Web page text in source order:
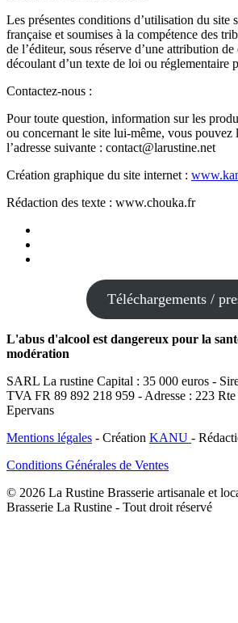
Les présentes conditions d’utilisation du site
française et soumises à la compétence des
de l’éditeur, sous réserve d’une attribution
découlant d’un texte de loi ou réglementaire
Contactez-nous :
Pour toute question, information sur les
ou concernant le site lui-même, vous pouvez
l’adresse suivante : contact@larustine.net
Création graphique du site internet :
Rédaction des texte : www.chouka.fr
Téléchargements /
L'abus d'alcool est dangereux pour la
modération
SARL La rustine Capital : 35 000 euros -
TVA FR 89 892 218 959 - Adresse : 223
Epervans
Mentions légales - Création KANU -
Conditions Générales de Ventes
© 2026 La Rustine Brasserie artisanale et
Brasserie La Rustine - Tout droit réservé